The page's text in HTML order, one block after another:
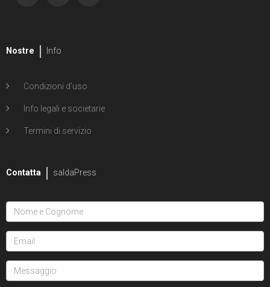
Nostre Info
Condizioni d'uso
Info legali e societarie
Termini di servizio
Contatta saldaPress